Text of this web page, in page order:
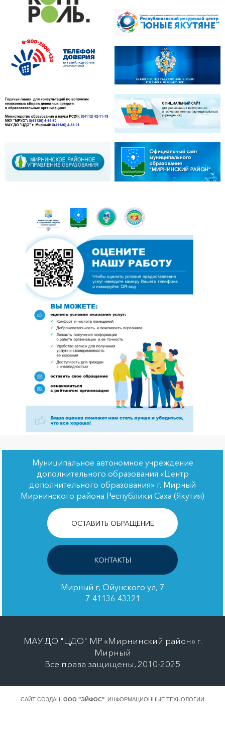
Муниципальное автономное учреждение
дополнительного образования «Центр
дополнительного образования» г. Мирный
Мирнинского района Республики Саха (Якутия)
ОСТАВИТЬ ОБРАЩЕНИЕ
КОНТАКТЫ
Мирный г, Ойунского ул, 7
7-41136-43321
МАУ ДО "ЦДО" МР «Мирнинский район» г.
Мирный
Все права защищены, 2010-2025
САЙТ СОЗДАН: ООО "ЭЙФОС" . ИНФОРМАЦИОННЫЕ ТЕХНОЛОГИИ